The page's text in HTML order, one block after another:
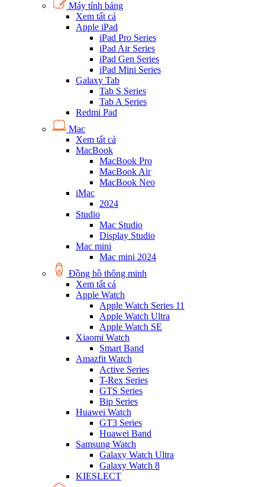
Máy tính bảng
Xem tất cả
Apple iPad
iPad Pro Series
iPad Air Series
iPad Gen Series
iPad Mini Series
Galaxy Tab
Tab S Series
Tab A Series
Redmi Pad
Mac
Xem tất cả
MacBook
MacBook Pro
MacBook Air
MacBook Neo
iMac
2024
Studio
Mac Studio
Display Studio
Mac mini
Mac mini 2024
Đồng hồ thông minh
Xem tất cả
Apple Watch
Apple Watch Series 11
Apple Watch Ultra
Apple Watch SE
Xiaomi Watch
Smart Band
Amazfit Watch
Active Series
T-Rex Series
GTS Series
Bip Series
Huawei Watch
GT3 Series
Huawei Band
Samsung Watch
Galaxy Watch Ultra
Galaxy Watch 8
KIESLECT